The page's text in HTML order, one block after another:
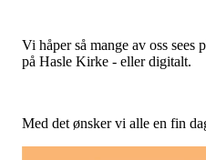
Vi håper så mange av oss
på Hasle Kirke - eller digitalt.
Med det ønsker vi alle en fin